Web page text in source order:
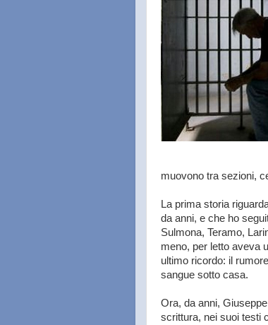
muovono tra sezioni,
La prima storia
da anni, e che ho
Sulmona, Teramo,
meno, per letto aveva
ultimo ricordo: il
sangue sotto casa.
Ora, da anni,
scrittura, nei suoi testi